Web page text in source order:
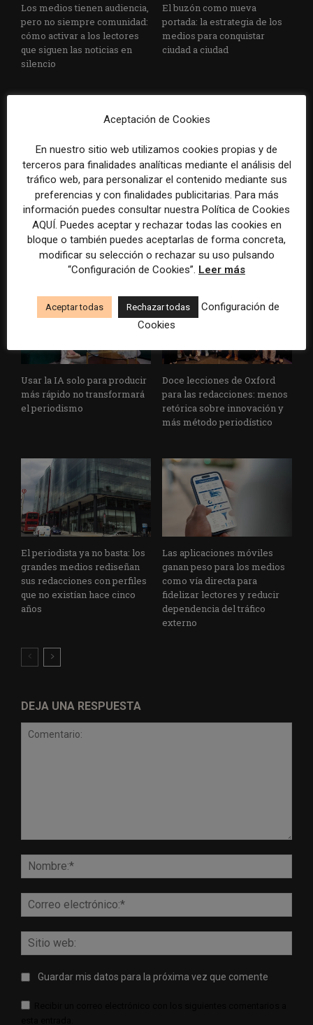
Los medios tienen audiencia,
pero no siempre comunidad:
cómo activar a los lectores
que siguen las noticias en
silencio
El buzón como nueva
portada: la estrategia de los
medios para conquistar
ciudad a ciudad
Cómo adelantarse a los
resúmenes con IA de Google
en las noticias de última hora:
el ejemplo de USA Today
durante el Mundial de...
Cuando el lector ya no llega
al medio, el medio tiene que
llegar a sus rutinas
Usar la IA solo para producir
más rápido no transformará
el periodismo
Doce lecciones de Oxford
para las redacciones: menos
retórica sobre innovación y
más método periodístico
El periodista ya no basta: los
grandes medios rediseñan
sus redacciones con perfiles
que no existían hace cinco
años
Las aplicaciones móviles
ganan peso para los medios
como vía directa para
fidelizar lectores y reducir
dependencia del tráfico
externo
DEJA UNA RESPUESTA
Guardar mis datos para la próxima vez que comente
Aceptación de Cookies
En nuestro sitio web utilizamos cookies propias y de
terceros para finalidades analíticas mediante el análisis del
tráfico web, para personalizar el contenido mediante sus
preferencias y con finalidades publicitarias. Para más
información puedes consultar nuestra Política de Cookies
AQUÍ. Puedes aceptar y rechazar todas las cookies en
bloque o también puedes aceptarlas de forma concreta,
modificar su selección o rechazar su uso pulsando
“Configuración de Cookies”. Leer más
Aceptar todas Rechazar todas
Configuración de
Cookies